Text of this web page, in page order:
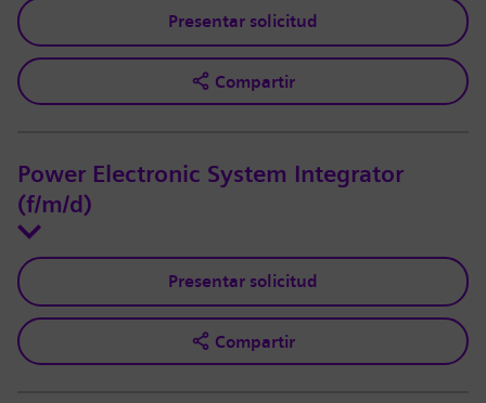
Presentar solicitud
Compartir
Power Electronic System Integrator
(f/m/d)
Presentar solicitud
Compartir